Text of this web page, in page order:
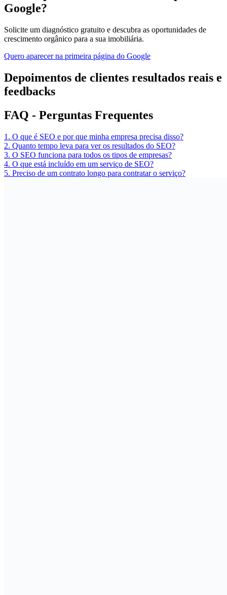
Google?
Solicite um diagnóstico gratuito e descubra as oportunidades de
crescimento orgânico para a sua imobiliária.
Quero aparecer na primeira página do Google
Depoimentos de clientes resultados reais e
feedbacks
FAQ - Perguntas Frequentes
1. O que é SEO e por que minha empresa precisa disso?
2. Quanto tempo leva para ver os resultados do SEO?
3. O SEO funciona para todos os tipos de empresas?
4. O que está incluído em um serviço de SEO?
5. Preciso de um contrato longo para contratar o serviço?